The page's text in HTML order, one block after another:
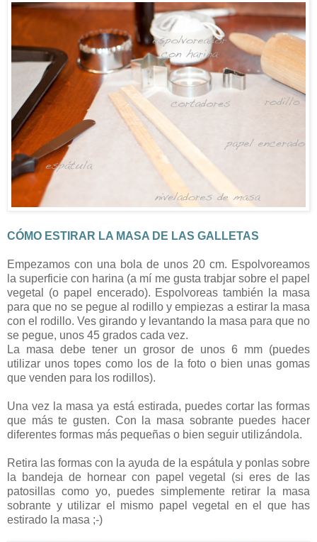
CÓMO ESTIRAR LA MASA DE LAS GALLETAS
Empezamos con una bola de unos 20 cm. Espolvoreamos
la superficie con harina (a mí me gusta trabjar sobre el papel
vegetal (o papel encerado). Espolvoreas también la masa
para que no se pegue al rodillo y empiezas a estirar la masa
con el rodillo. Ves girando y levantando la masa para que no
se pegue, unos 45 grados cada vez.
La masa debe tener un grosor de unos 6 mm (puedes
utilizar unos topes como los de la foto o bien unas gomas
que venden para los rodillos).
Una vez la masa ya está estirada, puedes cortar las formas
que más te gusten. Con la masa sobrante puedes hacer
diferentes formas más pequeñas o bien seguir utilizándola.
Retira las formas con la ayuda de la espátula y ponlas sobre
la bandeja de hornear con papel vegetal (si eres de las
patosillas como yo, puedes simplemente retirar la masa
sobrante y utilizar el mismo papel vegetal en el que has
estirado la masa ;-)